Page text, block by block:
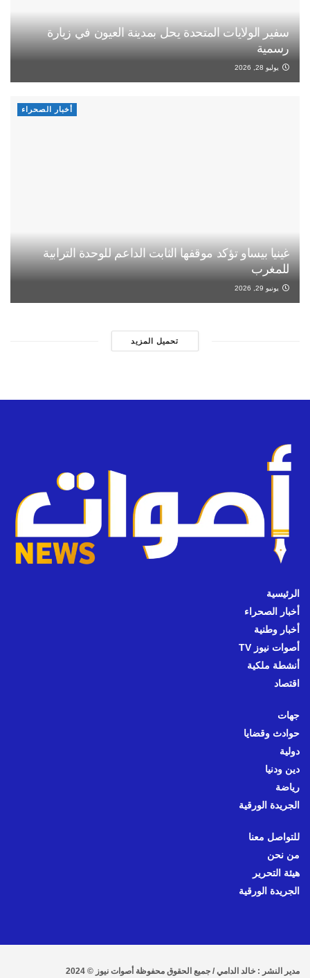
سفير الولايات المتحدة يحل بمدينة العيون في زيارة
رسمية
يوليو 28, 2026
أخبار الصحراء
غينيا بيساو تؤكد موقفها الثابت الداعم للوحدة الترابية
للمغرب
يونيو 29, 2026
تحميل المزيد
الرئيسية
أخبار الصحراء
أخبار وطنية
أصوات نيوز TV
أنشطة ملكية
اقتصاد
جهات
حوادث وقضايا
دولية
دين ودنيا
رياضة
الجريدة الورقية
للتواصل معنا
من نحن
هيئة التحرير
الجريدة الورقية
مدير النشر : خالد الدامي / جميع الحقوق محفوظة أصوات نيوز © 2024